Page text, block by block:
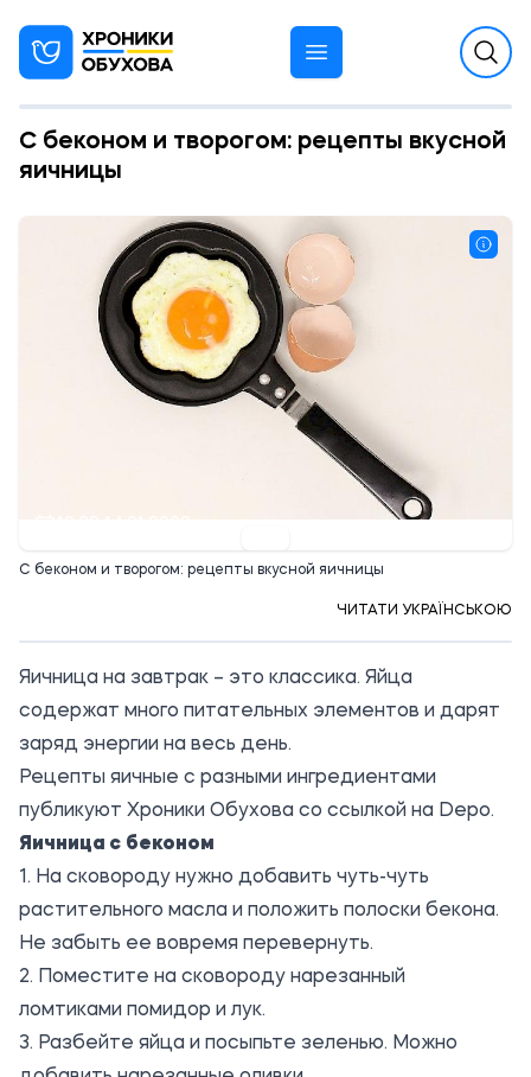
С беконом и творогом: рецепты вкусной
яичницы
С беконом и творогом: рецепты вкусной яичницы
ЧИТАТИ УКРАЇНСЬКОЮ
Яичница на завтрак – это классика. Яйца
содержат много питательных элементов и дарят
заряд энергии на весь день.
Рецепты яичные с разными ингредиентами
публикуют Хроники Обухова со ссылкой на Depo.
Яичница с беконом
1. На сковороду нужно добавить чуть-чуть
растительного масла и положить полоски бекона.
Не забыть ее вовремя перевернуть.
2. Поместите на сковороду нарезанный
ломтиками помидор и лук.
3. Разбейте яйца и посыпьте зеленью. Можно